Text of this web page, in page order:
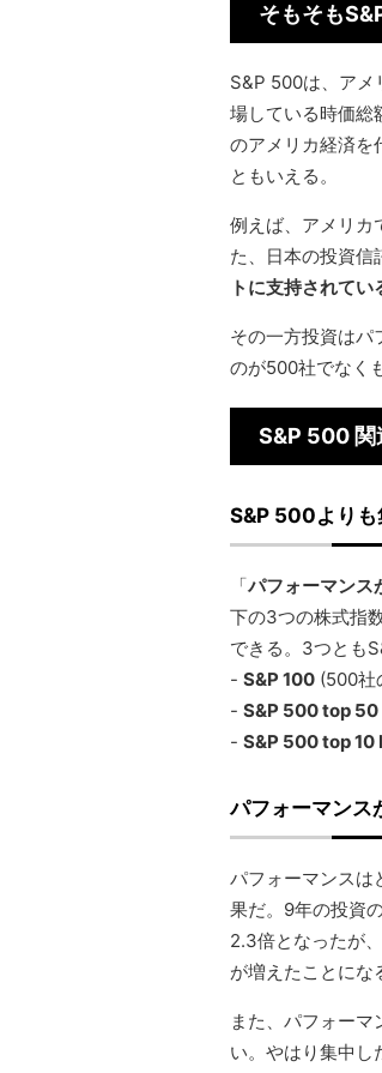
そもそも
S&P 500は、アメ
場している時価総
のアメリカ経済を
ともいえる。
例えば、アメリカ
た、日本の投資信
トに支持されてい
その一方投資はパ
のが500社でなく
S&P 500 関
S&P 500よりも
「パフォーマンス
下の3つの株式指
できる。3つとも
- S&P 100 (500社
- S&P 500 top 50
- S&P 500 top 10
パフォーマンス
パフォーマンスは
果だ。9年の投資
2.3倍となったが
が増えたことにな
また、パフォーマ
い。やはり集中し